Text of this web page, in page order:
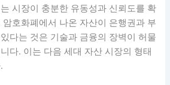
시장이 충분한 유동성과 신뢰도를 확
호화폐에서 나온 자산이 은행권과 부
다는 것은 기술과 금융의 장벽이 허물
다. 이는 다음 세대 자산 시장의 형태